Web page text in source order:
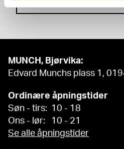
MUNCH, Bjørvika:
Edvard Munchs plass 1,
Ordinære åpningstider
Søn - tirs: 10 - 18
Ons - lør: 10 - 21
Se alle åpningstider